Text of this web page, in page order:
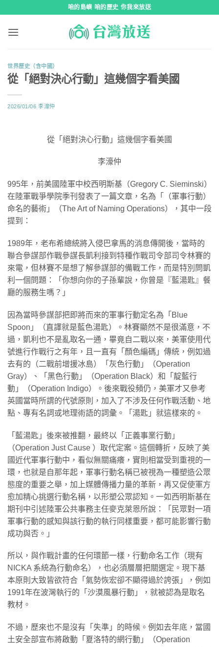
咱的島嶼 咱的歷史 你我來放送
世界歷史（含中國）
從「絕對決心行動」這幾個字看美國
2026/01/06 李濠仲
從「絕對決心行動」這幾個字看美國
李濠仲
995年，前美國陸軍中校西明斯基（Gregory C. Sieminski）
在陸軍戰爭學院季刊發表了一篇文章，名為「（軍事行動）
命名的藝術」（The Art of Naming Operations），其中一段
提到：
1989年，老布希總統將入侵巴拿馬的消息傳開後，當時的
聯合參謀部作戰參謀長凱利接到特種作戰司令部司令林賽的
來電，但林賽不是想了解參謀部的備戰工作，而是特別問凱
利一個問題：「你想向你的子孫輩說，你曾是『藍湯匙』餐
廳的服務生嗎？」
因為當時參謀部把即將而來的軍事行動定名為「Blue
Spoon」（直譯就是藍色湯匙）。林賽顯然不是很滿意，不
過，凱利也不是亂取名一通，畢竟自二戰以來，美軍使用代
號進行作戰行之有年，且一直有「顏色編碼」傳統，例如過
去有的（二戰前增援冰島）「灰色行動」（Operation
Gray）、「黑色行動」（Operation Black）和「靛藍行
動」（Operation Indigo）。後來戰役頻仍，美軍才又參考
英國當時所謂的代號原則，加入了不涉及任何作戰活動、地
點、專有名詞或地理術語的詞彙。「湯匙」就這樣來的。
「藍湯匙」後來被推翻，最終以「正義事業行動」
（Operation Just Cause ）取代定案。這個轉折，反映了美
國近代軍事行動中，看似無關痛癢，實則相當受到重視的一
環，也就是自那年起，軍事行動名稱已被視為一種塑造公眾
態度的重要之舉，加上媒體傳播力量的革新，再又促使軍方
愈加精心挑選行動名稱，以形塑公眾認知。一如西明斯基在
期刊中引述陸軍公共事務主任麥克萊恩所說：「民眾對一項
軍事行動的感知與該行動的執行同樣重要，都可能影響行動
成功與否。」
所以，與作戰計畫的任何環節一樣，行動命名工作（現有
NICKA 系統為行動命名），也必須層層把關選定。現下基
本原則大致皆欲符合「氣勢恢宏卻不顯得過於誇張」，例如
1991年在波灣執行的「沙漠風暴行動」，就被認為是取名
教材。
不過，歷來也不是沒有「失準」的時候。例如去年底，當國
土安全部宣布將啟動「夏洛特的網行動」（Operation